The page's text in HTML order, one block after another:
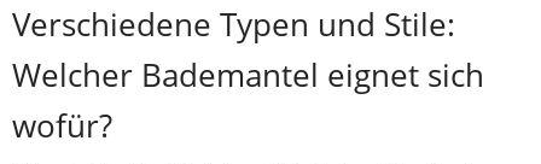
Verschiedene Typen und Stile:
Welcher Bademantel eignet sich
wofür?